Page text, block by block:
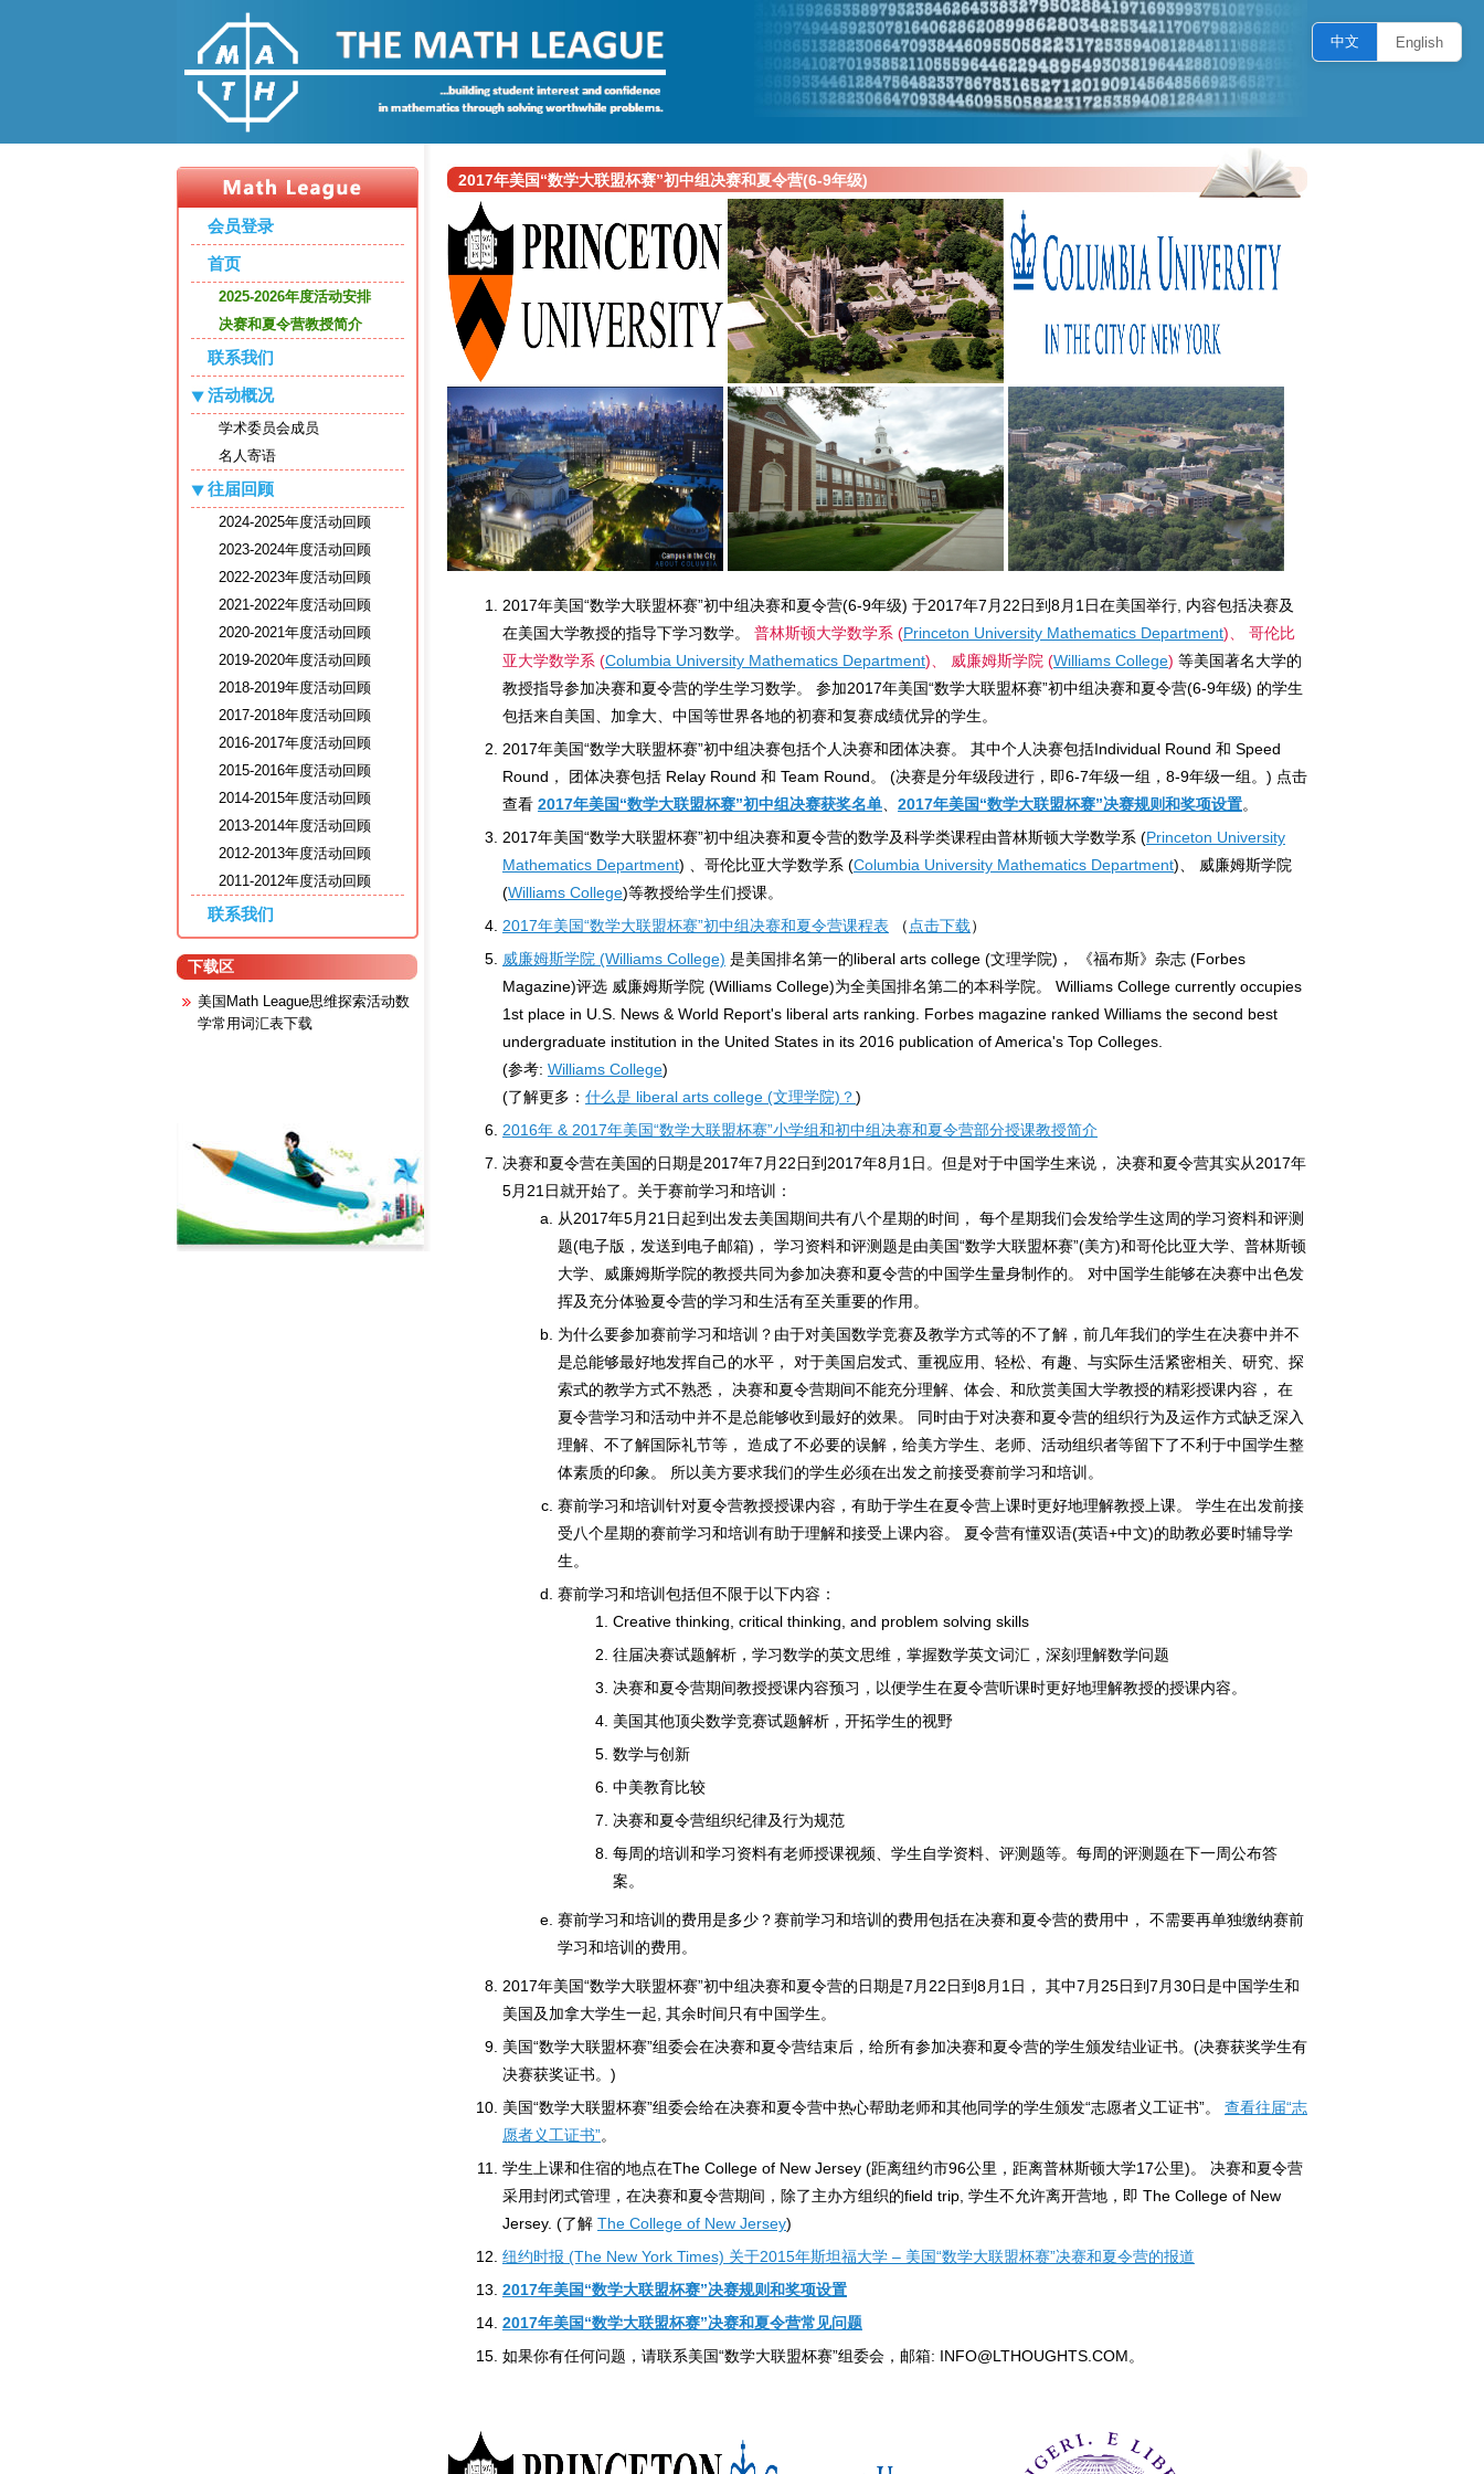
中文 English
会员登录
首页
2025-2026年度活动安排
决赛和夏令营教授简介
联系我们
活动概况
学术委员会成员
名人寄语
往届回顾
2024-2025年度活动回顾
2023-2024年度活动回顾
2022-2023年度活动回顾
2021-2022年度活动回顾
2020-2021年度活动回顾
2019-2020年度活动回顾
2018-2019年度活动回顾
2017-2018年度活动回顾
2016-2017年度活动回顾
2015-2016年度活动回顾
2014-2015年度活动回顾
2013-2014年度活动回顾
2012-2013年度活动回顾
2011-2012年度活动回顾
联系我们
下载区
美国Math League思维探索活动数
学常用词汇表下载
2017年美国“数学大联盟杯赛”初中组决赛和夏令营(6-9年级)
2017年美国“数学大联盟杯赛”初中组决赛和夏令营(6-9年级) 于2017年7月22日到8月1日在美国举行, 内容包括决赛及
在美国大学教授的指导下学习数学。 普林斯顿大学数学系 (Princeton University Mathematics Department)、 哥伦比
亚大学数学系 (Columbia University Mathematics Department)、 威廉姆斯学院 (Williams College) 等美国著名大学的
教授指导参加决赛和夏令营的学生学习数学。 参加2017年美国“数学大联盟杯赛”初中组决赛和夏令营(6-9年级) 的学生
包括来自美国、加拿大、中国等世界各地的初赛和复赛成绩优异的学生。
2017年美国“数学大联盟杯赛”初中组决赛包括个人决赛和团体决赛。 其中个人决赛包括Individual Round 和 Speed
Round， 团体决赛包括 Relay Round 和 Team Round。 (决赛是分年级段进行，即6-7年级一组，8-9年级一组。) 点击
查看 2017年美国“数学大联盟杯赛”初中组决赛获奖名单 2017年美国“数学大联盟杯赛”决赛规则和奖项设置。
2017年美国“数学大联盟杯赛”初中组决赛和夏令营的数学及科学类课程由普林斯顿大学数学系 (Princeton University
Mathematics Department) 、哥伦比亚大学数学系 (Columbia University Mathematics Department)、 威廉姆斯学院
(Williams College)等教授给学生们授课。
2017年美国“数学大联盟杯赛”初中组决赛和夏令营课程表 （ 点击下载）
威廉姆斯学院 (Williams College) 是美国排名第一的liberal arts college (文理学院)， 《福布斯》杂志 (Forbes
Magazine)评选 威廉姆斯学院 (Williams College)为全美国排名第二的本科学院。 Williams College currently occupies
1st place in U.S. News & World Report's liberal arts ranking. Forbes magazine ranked Williams the second best
undergraduate institution in the United States in its 2016 publication of America's Top Colleges.
(参考: Williams College)
(了解更多： 什么是 liberal arts college (文理学院)？)
2016年 & 2017年美国“数学大联盟杯赛”小学组和初中组决赛和夏令营部分授课教授简介
决赛和夏令营在美国的日期是2017年7月22日到2017年8月1日。但是对于中国学生来说， 决赛和夏令营其实从2017年
5月21日就开始了。关于赛前学习和培训：
从2017年5月21日起到出发去美国期间共有八个星期的时间， 每个星期我们会发给学生这周的学习资料和评测
题(电子版，发送到电子邮箱)， 学习资料和评测题是由美国“数学大联盟杯赛”(美方)和哥伦比亚大学、普林斯顿
大学、威廉姆斯学院的教授共同为参加决赛和夏令营的中国学生量身制作的。 对中国学生能够在决赛中出色发
挥及充分体验夏令营的学习和生活有至关重要的作用。
为什么要参加赛前学习和培训？由于对美国数学竞赛及教学方式等的不了解，前几年我们的学生在决赛中并不
是总能够最好地发挥自己的水平， 对于美国启发式、重视应用、轻松、有趣、与实际生活紧密相关、研究、探
索式的教学方式不熟悉， 决赛和夏令营期间不能充分理解、体会、和欣赏美国大学教授的精彩授课内容， 在
夏令营学习和活动中并不是总能够收到最好的效果。 同时由于对决赛和夏令营的组织行为及运作方式缺乏深入
理解、不了解国际礼节等， 造成了不必要的误解，给美方学生、老师、活动组织者等留下了不利于中国学生整
体素质的印象。 所以美方要求我们的学生必须在出发之前接受赛前学习和培训。
赛前学习和培训针对夏令营教授授课内容，有助于学生在夏令营上课时更好地理解教授上课。 学生在出发前接
受八个星期的赛前学习和培训有助于理解和接受上课内容。 夏令营有懂双语(英语+中文)的助教必要时辅导学
生。
赛前学习和培训包括但不限于以下内容：
Creative thinking, critical thinking, and problem solving skills
往届决赛试题解析，学习数学的英文思维，掌握数学英文词汇，深刻理解数学问题
决赛和夏令营期间教授授课内容预习，以便学生在夏令营听课时更好地理解教授的授课内容。
美国其他顶尖数学竞赛试题解析，开拓学生的视野
数学与创新
中美教育比较
决赛和夏令营组织纪律及行为规范
每周的培训和学习资料有老师授课视频、学生自学资料、评测题等。每周的评测题在下一周公布答
案。
赛前学习和培训的费用是多少？赛前学习和培训的费用包括在决赛和夏令营的费用中， 不需要再单独缴纳赛前
学习和培训的费用。
2017年美国“数学大联盟杯赛”初中组决赛和夏令营的日期是7月22日到8月1日， 其中7月25日到7月30日是中国学生和
美国及加拿大学生一起, 其余时间只有中国学生。
美国“数学大联盟杯赛”组委会在决赛和夏令营结束后，给所有参加决赛和夏令营的学生颁发结业证书。(决赛获奖学生有
决赛获奖证书。)
美国“数学大联盟杯赛”组委会给在决赛和夏令营中热心帮助老师和其他同学的学生颁发“志愿者义工证书”。 查看往届“志
愿者义工证书”。
学生上课和住宿的地点在The College of New Jersey (距离纽约市96公里，距离普林斯顿大学17公里)。 决赛和夏令营
采用封闭式管理，在决赛和夏令营期间，除了主办方组织的field trip, 学生不允许离开营地，即 The College of New
Jersey. (了解 The College of New Jersey)
纽约时报 (The New York Times) 关于2015年斯坦福大学 – 美国“数学大联盟杯赛”决赛和夏令营的报道
2017年美国“数学大联盟杯赛”决赛规则和奖项设置
2017年美国“数学大联盟杯赛”决赛和夏令营常见问题
如果你有任何问题，请联系美国“数学大联盟杯赛”组委会，邮箱: INFO@LTHOUGHTS.COM。